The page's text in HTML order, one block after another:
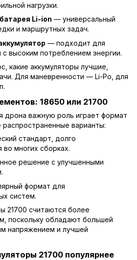
нагрузки.
Li-ion — универсальный
и маршрутных задач.
— подходит для
высоким потреблением энергии.
какие аккумуляторы лучшие,
Для маневренности — Li-Po, для
18650 или 21700
дрона важную роль играет формат
варианты:
стандарт, долго
во многих сборках.
решение с улучшенными
формат для
систем.
21700 считаются более
поскольку обладают большей
напряжением и лучшей
21700 популярнее